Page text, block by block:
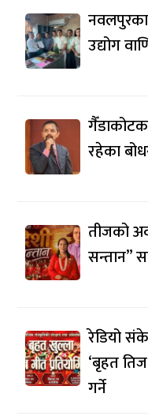
नवलपुरका
उद्योग
रहेका
तीजको
सन्तान”
रेडियो
‘बृहत
गर्ने